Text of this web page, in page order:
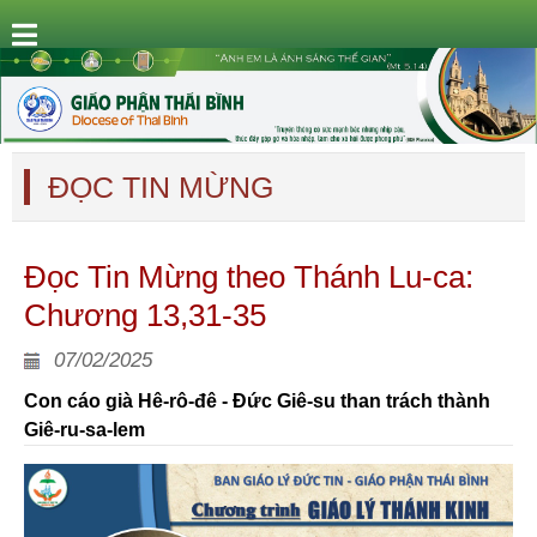
ĐỌC TIN MỪNG
Đọc Tin Mừng theo Thánh Lu-ca:
Chương 13,31-35
07/02/2025
Con cáo già Hê-rô-đê - Đức Giê-su than trách thành
Giê-ru-sa-lem